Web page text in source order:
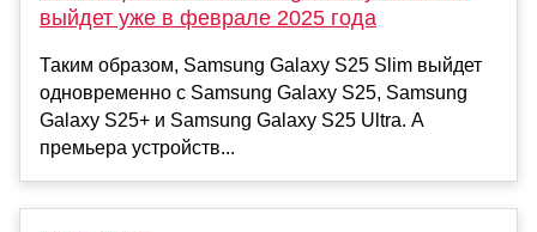
выйдет уже в феврале 2025 года
Таким образом, Samsung Galaxy S25 Slim выйдет
одновременно с Samsung Galaxy S25, Samsung
Galaxy S25+ и Samsung Galaxy S25 Ultra. А
премьера устройств...